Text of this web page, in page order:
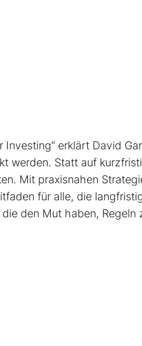
erklärt David
werden. Statt auf
Mit praxisnahen
für alle, die
den Mut haben, Regeln